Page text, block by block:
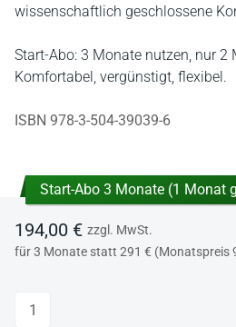
wissenschaftlich geschlossene
Start-Abo: 3 Monate nutzen, nur 2
Komfortabel, vergünstigt, flexibel.
ISBN 978-3-504-39039-6
Start-Abo 3 Monate (1 Monat
194,00 € zzgl. MwSt.
für 3 Monate statt 291 € (Monatspreis
Anzahl